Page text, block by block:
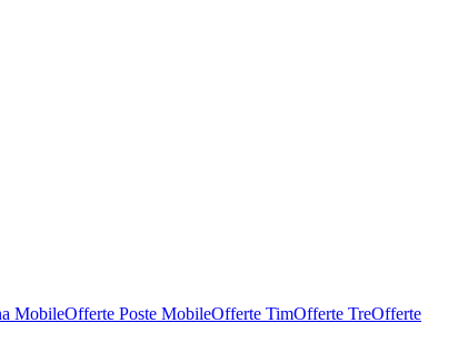
MobileOfferte Poste MobileOfferte TimOfferte TreOfferte